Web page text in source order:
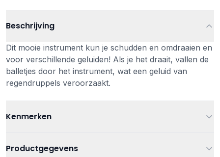
Beschrijving
Dit mooie instrument kun je schudden en omdraaien en
voor verschillende geluiden! Als je het draait, vallen de
balletjes door het instrument, wat een geluid van
regendruppels veroorzaakt.
Kenmerken
Productgegevens